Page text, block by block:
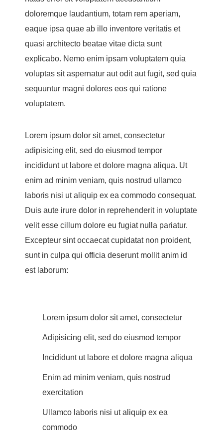
doloremque laudantium, totam rem aperiam,
eaque ipsa quae ab illo inventore veritatis et
quasi architecto beatae vitae dicta sunt
explicabo. Nemo enim ipsam voluptatem quia
voluptas sit aspernatur aut odit aut fugit, sed quia
sequuntur magni dolores eos qui ratione
voluptatem.
Lorem ipsum dolor sit amet, consectetur
adipisicing elit, sed do eiusmod tempor
incididunt ut labore et dolore magna aliqua. Ut
enim ad minim veniam, quis nostrud ullamco
laboris nisi ut aliquip ex ea commodo consequat.
Duis aute irure dolor in reprehenderit in voluptate
velit esse cillum dolore eu fugiat nulla pariatur.
Excepteur sint occaecat cupidatat non proident,
sunt in culpa qui officia deserunt mollit anim id
est laborum:
Lorem ipsum dolor sit amet, consectetur
Adipisicing elit, sed do eiusmod tempor
Incididunt ut labore et dolore magna aliqua
Enim ad minim veniam, quis nostrud
exercitation
Ullamco laboris nisi ut aliquip ex ea
commodo